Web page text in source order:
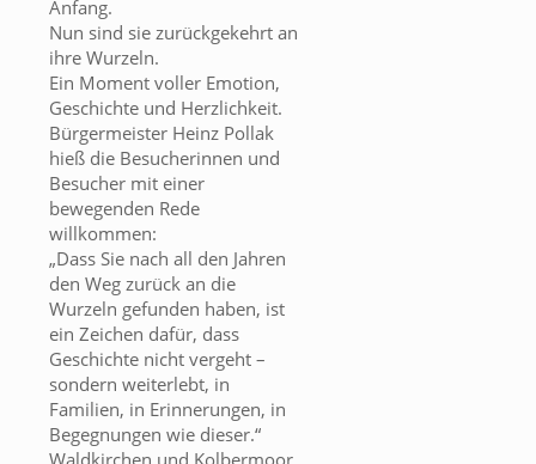
Anfang.
Nun sind sie zurückgekehrt an
ihre Wurzeln.
Ein Moment voller Emotion,
Geschichte und Herzlichkeit.
Bürgermeister Heinz Pollak
hieß die Besucherinnen und
Besucher mit einer
bewegenden Rede
willkommen:
„Dass Sie nach all den Jahren
den Weg zurück an die
Wurzeln gefunden haben, ist
ein Zeichen dafür, dass
Geschichte nicht vergeht –
sondern weiterlebt, in
Familien, in Erinnerungen, in
Begegnungen wie dieser.“